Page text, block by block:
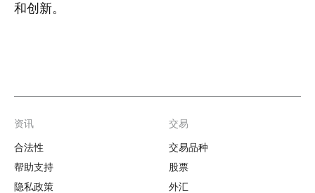
和创新。
Footer
资讯
合法性
帮助支持
隐私政策
交易
交易品种
股票
外汇